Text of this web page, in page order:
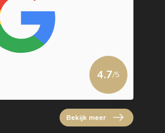
4.7/5
Bekijk meer